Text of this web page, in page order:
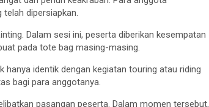
dipersiapkan.
Dalam sesi ini, peserta diberikan kesempatan
pada tote bag masing-masing.
identik dengan kegiatan touring atau riding
bagi para anggotanya.
pasangan peserta. Dalam momen tersebut,